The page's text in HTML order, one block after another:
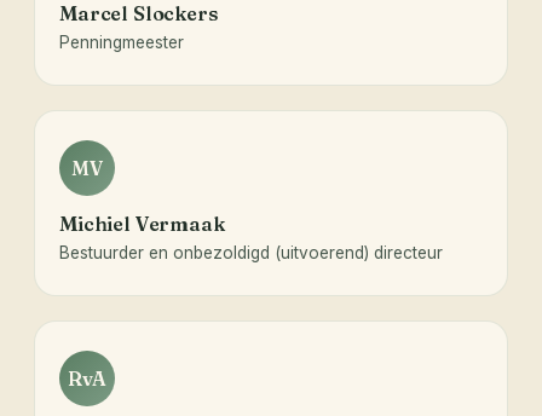
Marcel Slockers
Penningmeester
MV
Michiel Vermaak
Bestuurder en onbezoldigd (uitvoerend) directeur
RvA